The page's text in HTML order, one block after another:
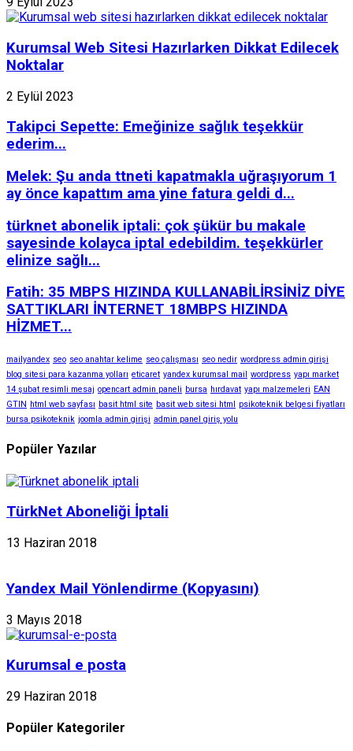
Kurumsal Web Sitesi Hazırlarken Dikkat Edilecek
Noktalar
2 Eylül 2023
Takipci Sepette: Emeğinize sağlık teşekkür
ederim...
Melek: Şu anda ttneti kapatmakla uğraşıyorum 1
ay önce kapattım ama yine fatura geldi d...
türknet abonelik iptali: çok şükür bu makale
sayesinde kolayca iptal edebildim. teşekkürler
elinize sağlı...
Fatih: 35 MBPS HIZINDA KULLANABİLİRSİNİZ DİYE
SATTIKLARI İNTERNET 18MBPS HIZINDA
HİZMET...
mailyandex seo seo anahtar kelime seo çalışması seo nedir wordpress admin girişi
blog sitesi para kazanma yolları eticaret yandex kurumsal mail wordpress yapı market
14 şubat resimli mesaj opencart admin paneli bursa hırdavat yapı malzemeleri EAN
GTIN
html web sayfası basit html site basit web sitesi html
psikoteknik belgesi fiyatları
bursa psikoteknik joomla admin girişi admin panel giriş yolu
Popüler Yazılar
TürkNet Aboneliği İptali
13 Haziran 2018
Yandex Mail Yönlendirme (Kopyasını)
3 Mayıs 2018
Kurumsal e posta
29 Haziran 2018
Popüler Kategoriler